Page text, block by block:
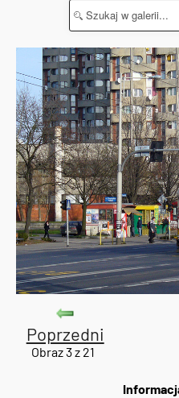
Poprzedni
Obraz 3 z 21